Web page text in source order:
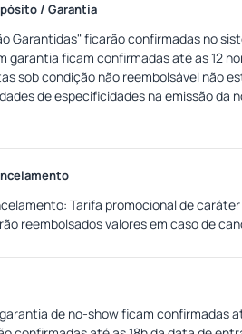
/ Garantia
Garantidas" ficarão confirmadas no
garantia ficam confirmadas até as 12
sob condição não reembolsável não
de especificidades na emissão
Tarifa promocional de
reembolsados valores em caso de
de no-show ficam confirmadas